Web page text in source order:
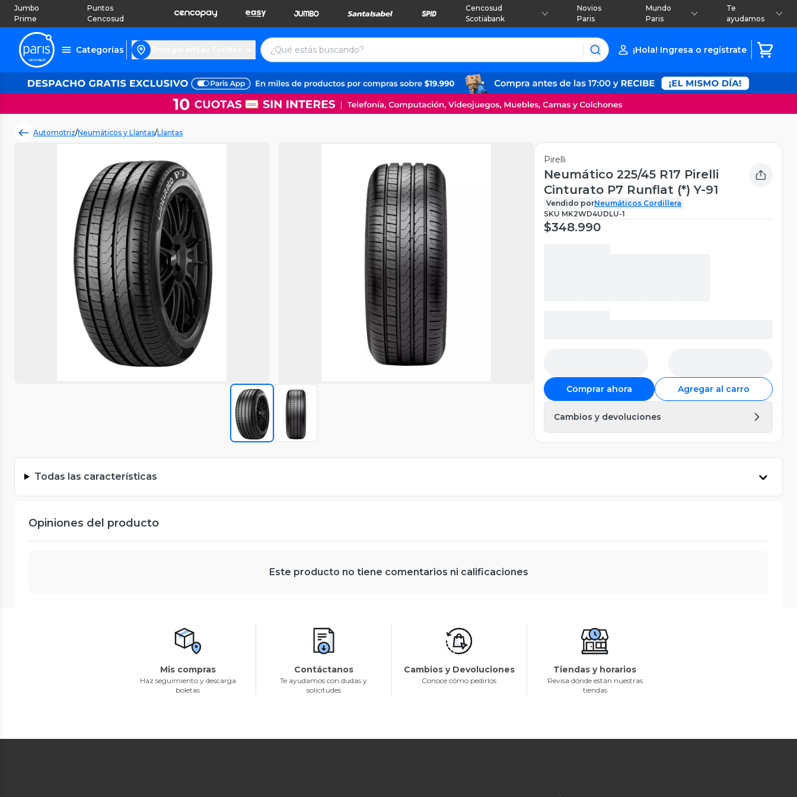
Jumbo
Prime
Puntos
Cencosud
Cencosud
Scotiabank
Novios
Paris
Mundo
Paris
Te
ayudamos
Categorías ¡Hola! Ingresa o regístrate
Automotriz/Neumáticos y Llantas/Llantas
Pirelli
Neumático 225/45 R17 Pirelli
Cinturato P7 Runflat (*) Y-91
Vendido porNeumáticos Cordillera
SKU MK2WD4UDLU-1
$348.990
Comprar ahora Agregar al carro
Cambios y devoluciones
Todas las características
Opiniones del producto
Este producto no tiene comentarios ni calificaciones
Mis compras
Haz seguimiento y descarga
boletas
Contáctanos
Te ayudamos con dudas y
solicitudes
Cambios y Devoluciones
Conoce cómo pedirlos
Tiendas y horarios
Revisa dónde están nuestras
tiendas